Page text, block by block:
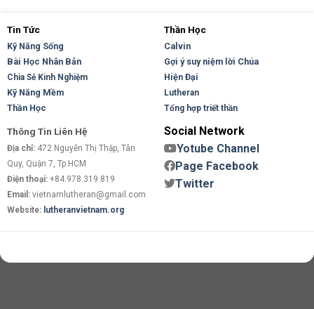
Tin Tức
Kỹ Năng Sống
Bài Học Nhân Bản
Chia Sẻ Kinh Nghiệm
Kỹ Năng Mềm
Thần Học
Thần Học
Calvin
Gợi ý suy niệm lời Chúa
Hiện Đại
Lutheran
Tổng hợp triết thần
Thông Tin Liên Hệ
Địa chỉ: 472 Nguyễn Thị Thập, Tân
Quy, Quận 7, Tp.HCM
Điện thoại: +84.978.319.819
Email: vietnamlutheran@gmail.com
Website: lutheranvietnam.org
Social Network
Yotube Channel
Page Facebook
Twitter